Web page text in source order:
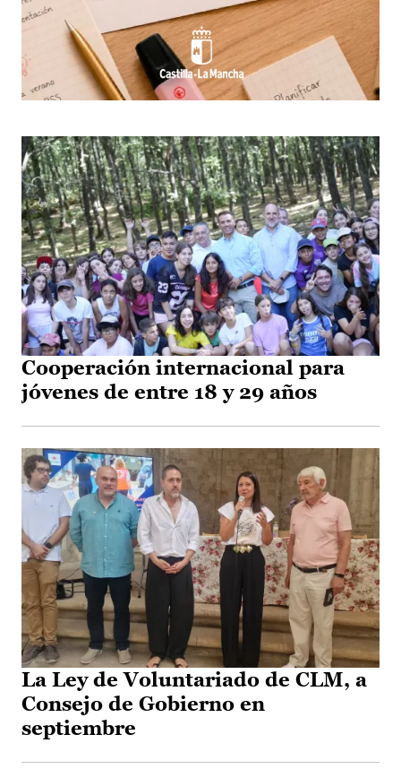
Cooperación internacional para
jóvenes de entre 18 y 29 años
La Ley de Voluntariado de CLM, a
Consejo de Gobierno en
septiembre